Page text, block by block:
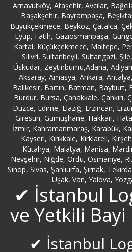
Bebek Logo Servisi
Beşiktaş Logo Servisi
Beykoz Logo Servisi
Beylerbeyi Logo Servisi
Bilecik Logo Servisi
Bingöl Logo Servisi
Bitlis Logo Servisi
Bolu Logo Servisi
Arnavutköy, Ataşehir, Avcılar,
Başakşehir, Bayrampaşa,
Büyükçekmece, Beykoz, Çatalca,
Eyüp, Fatih, Gaziosmanpaşa,
Kartal, Küçükçekmece, Maltepe,
Silivri, Sultanbeyli, Sultangazi,
Üsküdar, Zeytinburnu,Adana,
Aksaray, Amasya, Ankara,
Balıkesir, Bartın, Batman,
Burdur, Bursa, Çanakkale, Çankırı,
Düzce, Edirne, Elazığ, Erzincan,
Giresun, Gümüşhane, Hakkari,
İzmir, Kahramanmaraş, Karabük,
Kayseri, Kırıkkale, Kırklareli,
Kütahya, Malatya, Manisa,
Nevşehir, Niğde, Ordu, Osmaniye,
Sinop, Sivas, Şanlıurfa, Şırnak,
Uşak, Van, Yalova,
✔ İstanbul
ve Yetkili
✔ İstanbul